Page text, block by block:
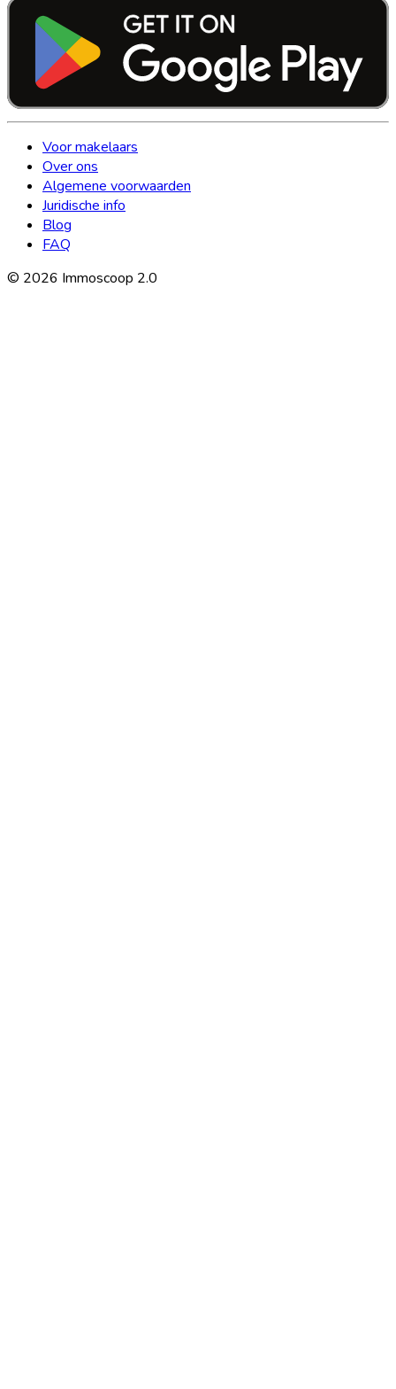
Voor makelaars
Over ons
Algemene voorwaarden
Juridische info
Blog
FAQ
© 2026 Immoscoop 2.0